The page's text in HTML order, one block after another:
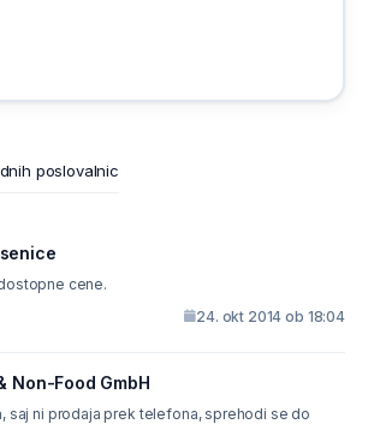
poslovalnic
Prijazna trgovina, dostopne cene.
24. okt 2014 ob 18:04
Non-Food GmbH
saj ni prodaja prek telefona, sprehodi se do